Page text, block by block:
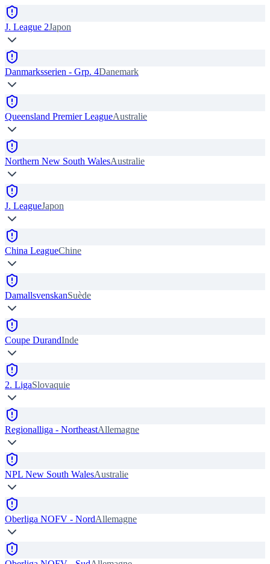
J. League 2Japon
Danmarksserien - Grp. 4Danemark
Queensland Premier LeagueAustralie
Northern New South WalesAustralie
J. LeagueJapon
China LeagueChine
DamallsvenskanSuède
Coupe DurandInde
2. LigaSlovaquie
Regionalliga - NortheastAllemagne
NPL New South WalesAustralie
Oberliga NOFV - NordAllemagne